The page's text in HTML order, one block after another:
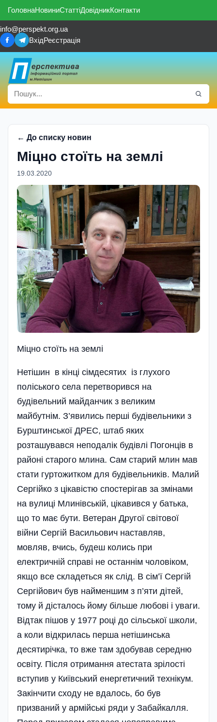
ГоловнаНовиниСтаттіДовідникКонтакти
info@perspekt.org.ua
ВхідРеєстрація
← До списку новин
Міцно стоїть на землі
19.03.2020
Міцно стоїть на землі
Нетішин в кінці сімдесятих із глухого
поліського села перетворився на
будівельний майданчик з великим
майбутнім. З’явились перші будівельники з
Бурштинської ДРЕС, штаб яких
розташувався неподалік будівлі Погонців в
районі старого млина. Сам старий млин мав
стати гуртожитком для будівельників. Малий
Сергійко з цікавістю спостерігав за змінами
на вулиці Млинівській, цікавився у батька,
що то має бути. Ветеран Другої світової
війни Сергій Васильович нас­тавляв,
мовляв, вчись, будеш колись при
електричній справі не останнім чоловіком,
якщо все складеться як слід. В сім’ї Сергій
Сергійович був найменшим з п’яти дітей,
тому й дісталось йому більше любові і уваги.
Відтак пішов у 1977 році до сільської школи,
а коли відкрилась перша нетішинська
десятирічка, то вже там здобував середню
освіту. Після отримання атестата зрілості
вступив у Київський енергетичний технікум.
Закінчити сходу не вдалось, бо був
призваний у армійські ряди у Забайкалля.